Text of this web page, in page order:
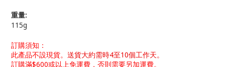
重量:
115g
訂購須知：
此產品不設現貨。 送貨大約需時4至10個工作天。
訂購滿$600或以上免運費，否則需要另加運費。